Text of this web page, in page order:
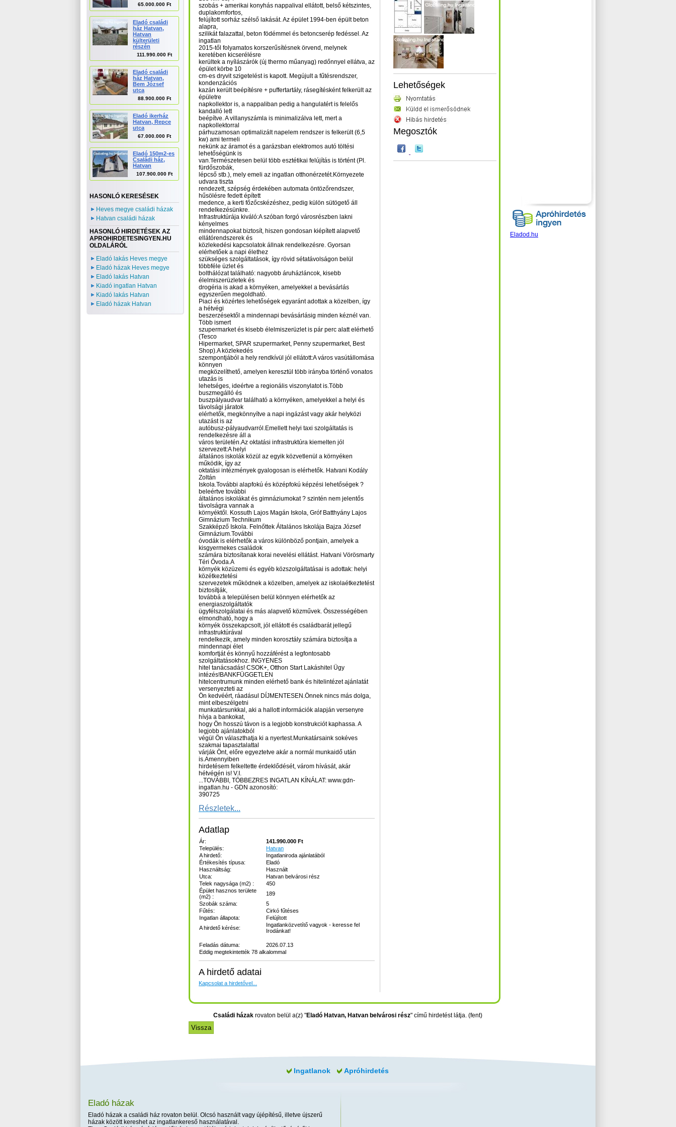
65.000.000 Ft
Eladó családi
ház Hatvan,
Hatvan
külterületi
részén
111.990.000 Ft
Eladó családi
ház Hatvan,
Bem József
utca
88.900.000 Ft
Eladó ikerház
Hatvan, Repce
utca
67.000.000 Ft
Eladó 150m2-es
Családi ház,
Hatvan
107.900.000 Ft
HASONLÓ KERESÉSEK
Heves megye családi házak
Hatvan családi házak
HASONLÓ HIRDETÉSEK AZ
APROHIRDETESINGYEN.HU
OLDALÁRÓL
Eladó lakás Heves megye
Eladó házak Heves megye
Eladó lakás Hatvan
Kiadó ingatlan Hatvan
Kiadó lakás Hatvan
Eladó házak Hatvan
szobás + amerikai konyhás nappalival ellátott, belső kétszintes,
duplakomfortos,
felújított sorház szélső lakását. Az épület 1994-ben épült beton
alapra,
szilikát falazattal, beton födémmel és betoncserép fedéssel. Az
ingatlan
2015-től folyamatos korszerűsítésnek örvend, melynek
keretében kicserélésre
kerültek a nyílászárók (új thermo műanyag) redőnnyel ellátva, az
épület körbe 10
cm-es dryvit szigetelést is kapott. Megújult a fűtésrendszer,
kondenzációs
kazán került beépítésre + puffertartály, rásegítésként felkerült az
épületre
napkollektor is, a nappaliban pedig a hangulatért is felelős
kandalló lett
beépítve. A villanyszámla is minimalizálva lett, mert a
napkollektorral
párhuzamosan optimalizált napelem rendszer is felkerült (6,5
kw) ami termeli
nekünk az áramot és a garázsban elektromos autó töltési
lehetőségünk is
van.Természetesen belül több esztétikai felújítás is történt (Pl.
fürdőszobák,
lépcső stb.), mely emeli az ingatlan otthonérzetét.Környezete
udvara tiszta
rendezett, szépség érdekében automata öntözőrendszer,
hűsölésre fedett épített
medence, a kerti főzőcskézéshez, pedig külön sütögető áll
rendelkezésünkre.
Infrastruktúrája kiváló:A szóban forgó városrészben lakni
kényelmes
mindennapokat biztosít, hiszen gondosan kiépített alapvető
ellátórendszerek és
közlekedési kapcsolatok állnak rendelkezésre. Gyorsan
elérhetőek a napi élethez
szükséges szolgáltatások, így rövid sétatávolságon belül
többféle üzlet és
bolthálózat található: nagyobb áruházláncok, kisebb
élelmiszerüzletek és
drogéria is akad a környéken, amelyekkel a bevásárlás
egyszerűen megoldható.
Piaci és közértes lehetőségek egyaránt adottak a közelben, így
a hétvégi
beszerzésektől a mindennapi bevásárlásig minden kéznél van.
Több ismert
szupermarket és kisebb élelmiszerüzlet is pár perc alatt elérhető
(Tesco
Hipermarket, SPAR szupermarket, Penny szupermarket, Best
Shop).A közlekedés
szempontjából a hely rendkívül jól ellátott:A város vasútállomása
könnyen
megközelíthető, amelyen keresztül több irányba történő vonatos
utazás is
lehetséges, ideértve a regionális viszonylatot is.Több
buszmegálló és
buszpályaudvar található a környéken, amelyekkel a helyi és
távolsági járatok
elérhetők, megkönnyítve a napi ingázást vagy akár helyközi
utazást is az
autóbusz-pályaudvarról.Emellett helyi taxi szolgáltatás is
rendelkezésre áll a
város területén.Az oktatási infrastruktúra kiemelten jól
szervezett:A helyi
általános iskolák közül az egyik közvetlenül a környéken
működik, így az
oktatási intézmények gyalogosan is elérhetők. Hatvani Kodály
Zoltán
Iskola.További alapfokú és középfokú képzési lehetőségek ?
beleértve további
általános iskolákat és gimnáziumokat ? szintén nem jelentős
távolságra vannak a
környéktől. Kossuth Lajos Magán Iskola, Gróf Batthyány Lajos
Gimnázium Technikum
Szakképző Iskola. Felnőttek Általános Iskolája Bajza József
Gimnázium.További
óvodák is elérhetők a város különböző pontjain, amelyek a
kisgyermekes családok
számára biztosítanak korai nevelési ellátást. Hatvani Vörösmarty
Téri Óvoda.A
környék közüzemi és egyéb közszolgáltatásai is adottak: helyi
közétkeztetési
szervezetek működnek a közelben, amelyek az iskolaétkeztetést
biztosítják,
továbbá a településen belül könnyen elérhetők az
energiaszolgáltatók
ügyfélszolgálatai és más alapvető közművek. Összességében
elmondható, hogy a
környék összekapcsolt, jól ellátott és családbarát jellegű
infrastruktúrával
rendelkezik, amely minden korosztály számára biztosítja a
mindennapi élet
komfortját és könnyű hozzáférést a legfontosabb
szolgáltatásokhoz. INGYENES
hitel tanácsadás! CSOK+, Otthon Start Lakáshitel Ügy
intézés!BANKFÜGGETLEN
hitelcentrumunk minden elérhető bank és hitelintézet ajánlatát
versenyezteti az
Ön kedvéért, ráadásul DÍJMENTESEN.Önnek nincs más dolga,
mint elbeszélgetni
munkatársunkkal, aki a hallott információk alapján versenyre
hívja a bankokat,
hogy Ön hosszú távon is a legjobb konstrukciót kaphassa. A
legjobb ajánlatokból
végül Ön választhatja ki a nyertest.Munkatársaink sokéves
szakmai tapasztalattal
várják Önt, előre egyeztetve akár a normál munkaidő után
is.Amennyiben
hirdetésem felkeltette érdeklődését, várom hívását, akár
hétvégén is! V.I.
...TOVÁBBI, TÖBBEZRES INGATLAN KÍNÁLAT: www.gdn-
ingatlan.hu - GDN azonosító:
390725
Részletek...
Adatlap
Ár:
141.990.000 Ft
Település:
Hatvan
A hirdető:
Ingatlaniroda ajánlatából
Értékesítés típusa:
Eladó
Használtság:
Használt
Utca:
Hatvan belvárosi rész
Telek nagysága (m2) :
450
Épület hasznos területe
(m2) :
189
Szobák száma:
5
Fűtés:
Cirkó fűtéses
Ingatlan állapota:
Felújított
A hirdető kérése:
Ingatlanközvetítő vagyok - keresse fel
Irodánkat!
Feladás dátuma:
2026.07.13
Eddig megtekintették 78 alkalommal
A hirdető adatai
Kapcsolat a hirdetővel...
Lehetőségek
Megosztók
Családi házakrovaton belül a(z) "Eladó Hatvan, Hatvan belvárosi rész" című hirdetést látja. (fent)
Eladod.hu
Ingatlanok Apróhirdetés
Eladó házak
Eladó házak a családi ház rovaton belül. Olcsó használt vagy újépítésű, illetve újszerű
házak között kereshet az ingatlankereső használatával.